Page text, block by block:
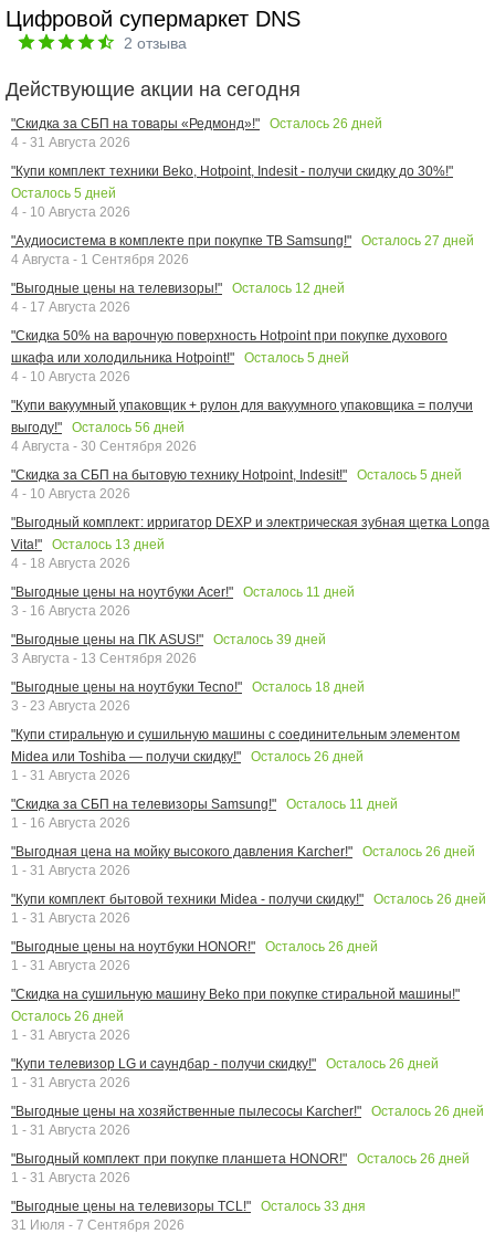
Цифровой супермаркет DNS
2 отзыва
Действующие акции на сегодня
"Скидка за СБП на товары «Редмонд»!" Осталось 26 дней
4 - 31 Августа 2026
"Купи комплект техники Beko, Hotpoint, Indesit - получи скидку до 30%!"
Осталось 5 дней
4 - 10 Августа 2026
"Аудиосистема в комплекте при покупке ТВ Samsung!"
Осталось 27 дней
4 Августа - 1 Сентября 2026
"Выгодные цены на телевизоры!"
Осталось 12 дней
4 - 17 Августа 2026
"Скидка 50% на варочную поверхность Hotpoint при покупке духового
шкафа или холодильника Hotpoint!"
Осталось 5 дней
4 - 10 Августа 2026
"Купи вакуумный упаковщик + рулон для вакуумного упаковщика = получи
выгоду!"
Осталось 56 дней
4 Августа - 30 Сентября 2026
"Скидка за СБП на бытовую технику Hotpoint, Indesit!"
Осталось 5 дней
4 - 10 Августа 2026
"Выгодный комплект: ирригатор DEXP и электрическая зубная щетка Longa
Vita!"
Осталось 13 дней
4 - 18 Августа 2026
"Выгодные цены на ноутбуки Acer!"
Осталось 11 дней
3 - 16 Августа 2026
"Выгодные цены на ПК ASUS!"
Осталось 39 дней
3 Августа - 13 Сентября 2026
"Выгодные цены на ноутбуки Tecno!"
Осталось 18 дней
3 - 23 Августа 2026
"Купи стиральную и сушильную машины с соединительным элементом
Midea или Toshiba — получи скидку!"
Осталось 26 дней
1 - 31 Августа 2026
"Скидка за СБП на телевизоры Samsung!"
Осталось 11 дней
1 - 16 Августа 2026
"Выгодная цена на мойку высокого давления Karcher!"
Осталось 26 дней
1 - 31 Августа 2026
"Купи комплект бытовой техники Midea - получи скидку!"
Осталось 26 дней
1 - 31 Августа 2026
"Выгодные цены на ноутбуки HONOR!"
Осталось 26 дней
1 - 31 Августа 2026
"Скидка на сушильную машину Beko при покупке стиральной машины!"
Осталось 26 дней
1 - 31 Августа 2026
"Купи телевизор LG и саундбар - получи скидку!"
Осталось 26 дней
1 - 31 Августа 2026
"Выгодные цены на хозяйственные пылесосы Karcher!"
Осталось 26 дней
1 - 31 Августа 2026
"Выгодный комплект при покупке планшета HONOR!"
Осталось 26 дней
1 - 31 Августа 2026
"Выгодные цены на телевизоры TCL!"
Осталось 33 дня
31 Июля - 7 Сентября 2026